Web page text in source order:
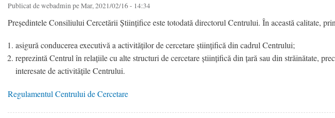
Publicat dewebadmin pe Mar, 2021/02/16 - 14:34
Președintele Consiliului Cercetării Științifice este totodată directorul Centrului. În această calitate,
asigură conducerea executivă a activităților de cercetare științifică din cadrul Centrului;
reprezintă Centrul în relațiile cu alte structuri de cercetare științifică din țară sau din străinătate,
interesate de activitățile Centrului.
Regulamentul Centrului de Cercetare